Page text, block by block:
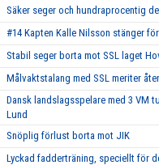
Säker seger och hundraprocentig
#14 Kapten Kalle Nilsson stänger
Stabil seger borta mot SSL laget
Målvaktstalang med SSL meriter
Dansk landslagsspelare med 3 VM
Lund
Snöplig förlust borta mot JIK
Lyckad fadderträning, speciellt för